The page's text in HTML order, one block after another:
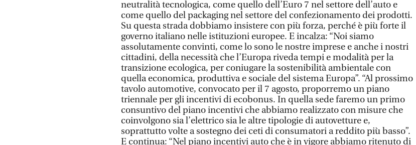
neutralità tecnologica, come quello dell’Euro 7 nel settore dell’auto e
come quello del packaging nel settore del confezionamento dei prodotti.
Su questa strada dobbiamo insistere con più forza, perché è più forte il
governo italiano nelle istituzioni europee. E incalza: “Noi siamo
assolutamente convinti, come lo sono le nostre imprese e anche i nostri
cittadini, della necessità che l’Europa riveda tempi e modalità per la
transizione ecologica, per coniugare la sostenibilità ambientale con
quella economica, produttiva e sociale del sistema Europa”. “Al prossimo
tavolo automotive, convocato per il 7 agosto, proporremo un piano
triennale per gli incentivi di ecobonus. In quella sede faremo un primo
consuntivo del piano incentivi che abbiamo realizzato con misure che
coinvolgono sia l’elettrico sia le altre tipologie di autovetture e,
soprattutto volte a sostegno dei ceti di consumatori a reddito più basso”.
E continua: “Nel piano incentivi auto che è in vigore abbiamo ritenuto di